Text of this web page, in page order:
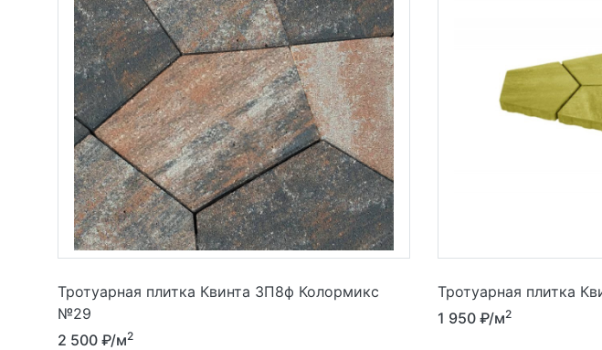
Тротуарная плитка Квинта 3П8ф Колормикс
№29
2 500 ₽/м2
Тротуарная плитка
1 950 ₽/м2